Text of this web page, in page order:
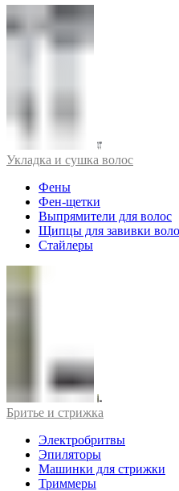
Укладка и сушка волос
Фены
Фен-щетки
Выпрямители для волос
Щипцы для завивки
Стайлеры
Бритье и стрижка
Электробритвы
Эпиляторы
Машинки для стрижки
Триммеры